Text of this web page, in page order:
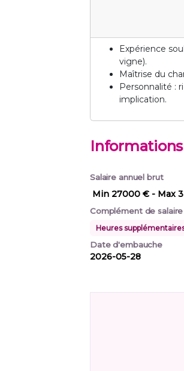
Expérience
vigne).
Maîtrise du
Personnalité :
implication.
Salaire annuel brut
Min 27000 € - Max
Complément de salaire
Heures
Date d'embauche
2026-05-28